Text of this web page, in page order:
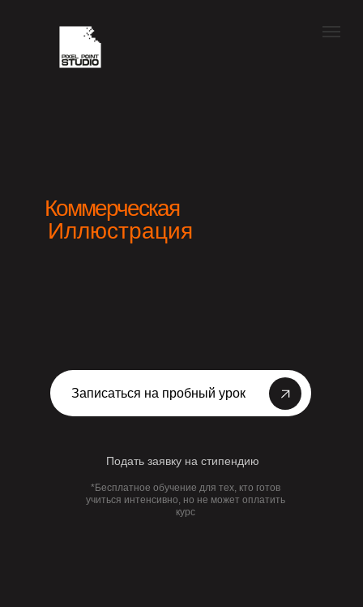
Подать заявку на стипендию
*Бесплатное обучение для тех, кто готов
учиться интенсивно, но не может оплатить
курс
Записаться на пробный урок
Иллюстрация
Коммерческая